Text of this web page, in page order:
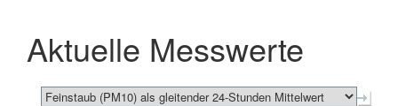
schließen
Aktuelle Messwerte